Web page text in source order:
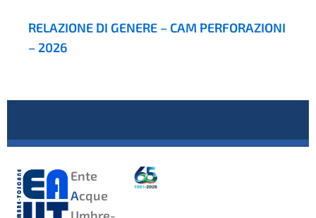
RELAZIONE DI GENERE – CAM PERFORAZIONI
– 2026
Ente
Acque